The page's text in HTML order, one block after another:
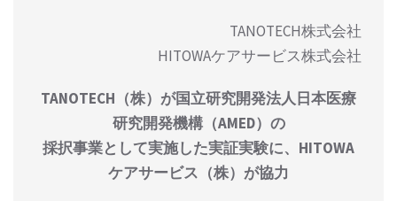
TANOTECH株式会社
HITOWAケアサービス株式会社
TANOTECH（株）が国立研究開発法人日本医療
研究開発機構（AMED）の
採択事業として実施した実証実験に、HITOWA
ケアサービス（株）が協力